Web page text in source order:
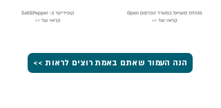
הנה העמוד שאתם באמת רוצים לראות >>